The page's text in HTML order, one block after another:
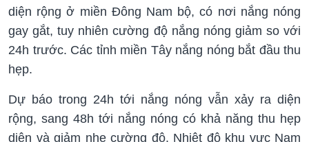
diện rộng ở miền Đông Nam bộ, có nơi nắng nóng
gay gắt, tuy nhiên cường độ nắng nóng giảm so với
24h trước. Các tỉnh miền Tây nắng nóng bắt đầu thu
hẹp.
Dự báo trong 24h tới nắng nóng vẫn xảy ra diện
rộng, sang 48h tới nắng nóng có khả năng thu hẹp
diện và giảm nhẹ cường độ. Nhiệt độ khu vực Nam